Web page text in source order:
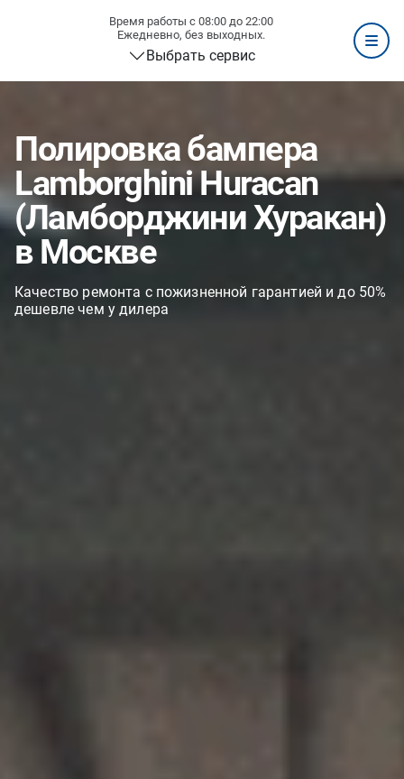
Время работы с 08:00 до 22:00
Ежедневно, без выходных.
Выбрать сервис
Полировка бампера
Lamborghini Huracan
(Ламборджини Хуракан)
в Москве
Качество ремонта с пожизненной гарантией и до 50%
дешевле чем у дилера